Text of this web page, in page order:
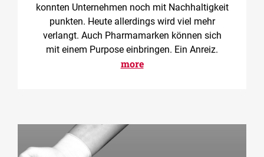
konnten Unternehmen noch mit Nachhaltigkeit
punkten. Heute allerdings wird viel mehr
verlangt. Auch Pharmamarken können sich
mit einem Purpose einbringen. Ein Anreiz.
more